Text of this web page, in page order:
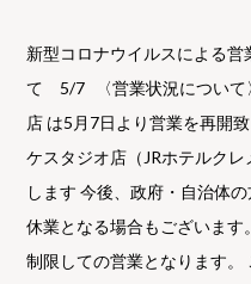
新型コロナウイルスによる
て 5/7 〈営業状況について
店 は5月7日より営業を再開
ケスタジオ店（JRホテルク
します 今後、政府・自治体
休業となる場合もございま
制限しての営業となります。